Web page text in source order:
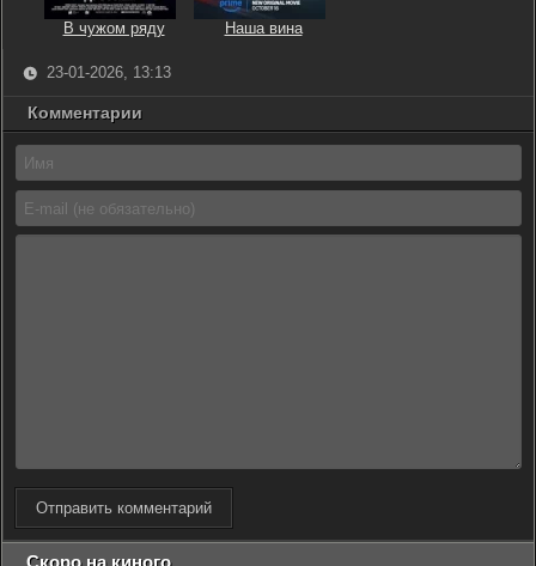
В чужом ряду Наша вина
23-01-2026, 13:13
Комментарии
Отправить комментарий
Скоро на киного